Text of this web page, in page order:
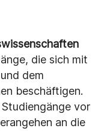
die sich mit
dem
beschäftigen.
vor
an die